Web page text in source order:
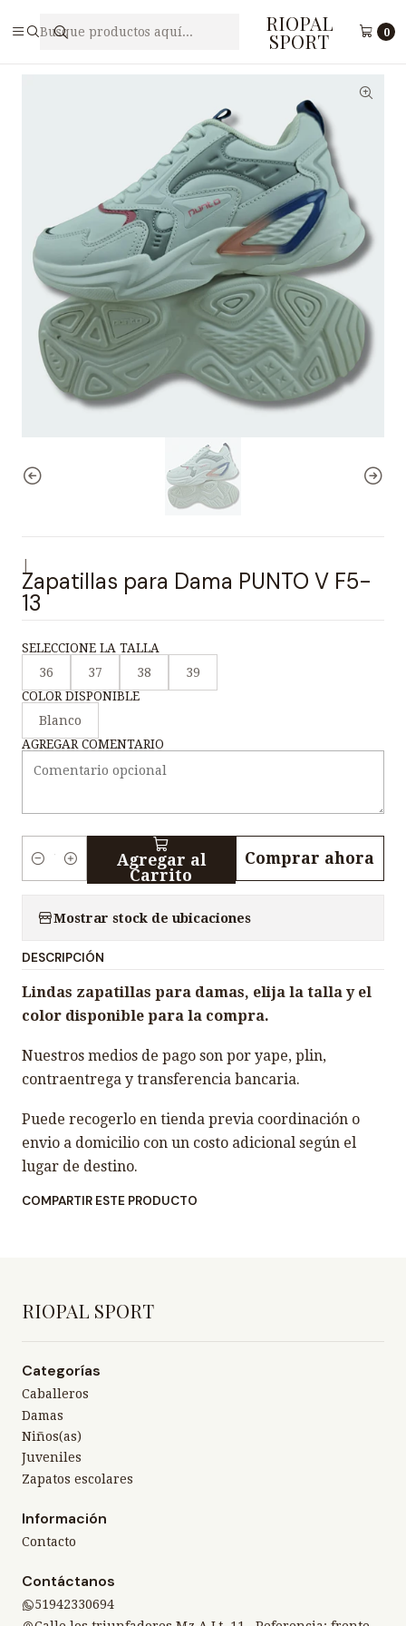
RIOPAL
SPORT 0
Zapatillas para Dama PUNTO V F5-13
Zapatillas para Dama PUNTO V F5-
13
SELECCIONE LA TALLA
36
37 38
39
COLOR DISPONIBLE
Blanco
AGREGAR COMENTARIO
i
d
a
Agregar al
Carrito
Comprar ahora
Mostrar stock de ubicaciones
DESCRIPCIÓN
Lindas zapatillas para damas, elija la talla y el
color disponible para la compra.
Nuestros medios de pago son por yape, plin,
contraentrega y transferencia bancaria.
Puede recogerlo en tienda previa coordinación o
envio a domicilio con un costo adicional según el
lugar de destino.
COMPARTIR ESTE PRODUCTO
RIOPAL SPORT
Categorías
Caballeros
Damas
Niños(as)
Juveniles
Zapatos escolares
Información
Contacto
Contáctanos
51942330694